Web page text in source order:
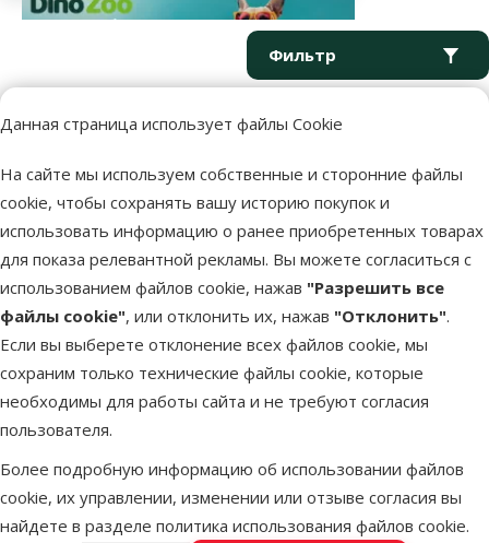
Данная страница использует файлы Cookie
На сайте мы используем собственные и сторонние файлы
cookie, чтобы сохранять вашу историю покупок и
использовать информацию о ранее приобретенных товарах
для показа релевантной рекламы. Вы можете согласиться с
использованием файлов cookie, нажав "Разрешить все
файлы cookie", или отклонить их, нажав "Отклонить".
Если вы выберете отклонение всех файлов cookie, мы
сохраним только технические файлы cookie, которые
необходимы для работы сайта и не требуют согласия
пользователя.
Более подробную информацию об использовании файлов
cookie, их управлении, изменении или отзыве согласия вы
найдете в разделе политика использования файлов cookie.
Фильтр
Сортировать
Продукты в категории Насосы без фонтана
Продукция не найдена
Напиши нам
eveikals@dinozoo.lv
Звони – 26 100 502
Пн.–Пт. 9:00 – 17:00
Свяжись с нами
Открыть чат один из наших магазинов
Меню в футере
Интернет-магазин